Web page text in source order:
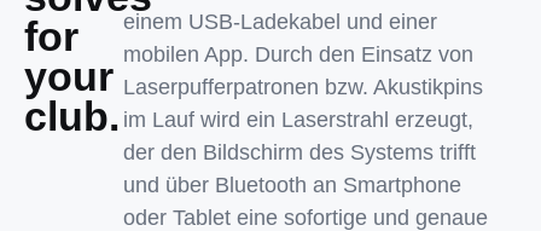
for
your
club.
einem USB-Ladekabel und einer
mobilen App. Durch den Einsatz von
Laserpufferpatronen bzw. Akustikpins
im Lauf wird ein Laserstrahl erzeugt,
der den Bildschirm des Systems trifft
und über Bluetooth an Smartphone
oder Tablet eine sofortige und genaue